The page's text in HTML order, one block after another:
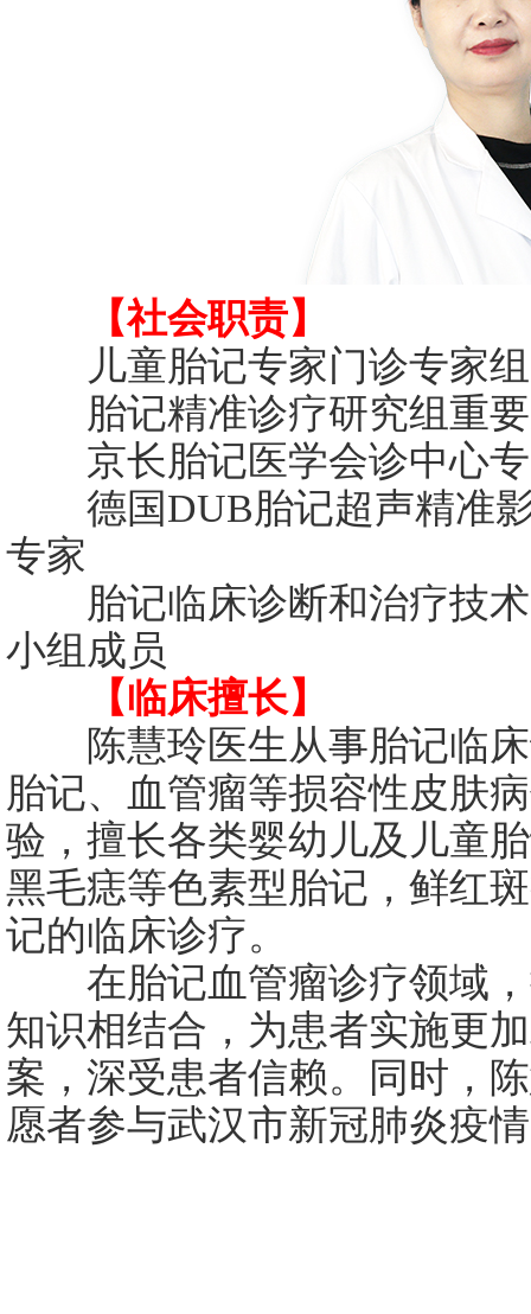
【社会职责】
儿童胎记专家门诊专家组
胎记精准诊疗研究组重要
京长胎记医学会诊中心专
德国DUB胎记超声精准影
专家
胎记临床诊断和治疗技术
小组成员
【临床擅长】
陈慧玲医生从事胎记临床
胎记、血管瘤等损容性皮肤
验，擅长各类婴幼儿及儿童
黑毛痣等色素型胎记，鲜红
记的临床诊疗。
在胎记血管瘤诊疗领域，
知识相结合，为患者实施更
案，深受患者信赖。同时，
愿者参与武汉市新冠肺炎疫